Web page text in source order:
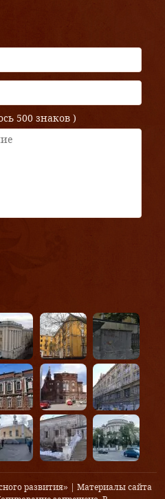
500 знаков )
развития» | Материалы сайта